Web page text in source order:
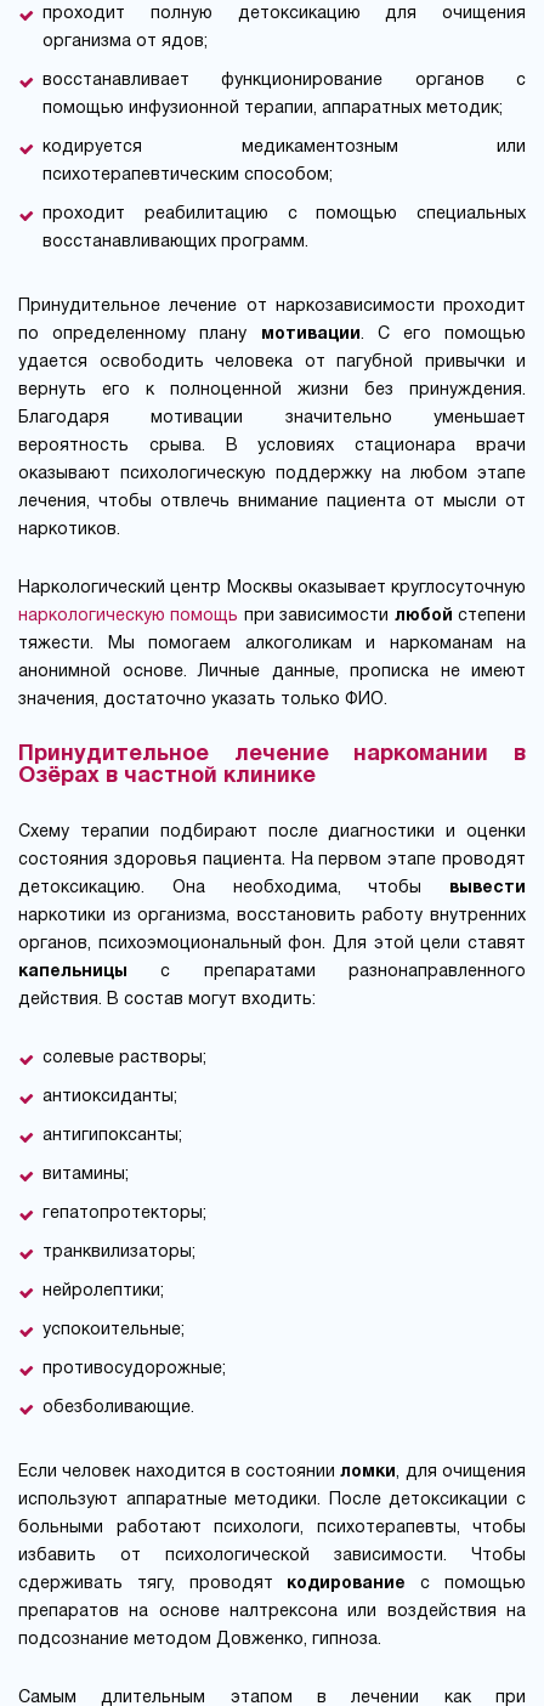
проходит полную детоксикацию для очищения
организма от ядов;
восстанавливает функционирование органов с
помощью инфузионной терапии, аппаратных методик;
кодируется медикаментозным или
психотерапевтическим способом;
проходит реабилитацию с помощью специальных
восстанавливающих программ.
Принудительное лечение от наркозависимости проходит
по определенному плану
мотивации . С его помощью
удается освободить человека от пагубной привычки и
вернуть его к полноценной жизни без принуждения.
Благодаря мотивации значительно уменьшает
вероятность срыва. В условиях стационара врачи
оказывают психологическую поддержку на любом этапе
лечения, чтобы отвлечь внимание пациента от мысли от
наркотиков.
Наркологический центр Москвы оказывает круглосуточную
наркологическую помощь
при зависимости любой степени
тяжести. Мы помогаем алкоголикам и наркоманам на
анонимной основе. Личные данные, прописка не имеют
значения, достаточно указать только ФИО.
Принудительное лечение наркомании в
Озёрах в частной клинике
Схему терапии подбирают после диагностики и оценки
состояния здоровья пациента. На первом этапе проводят
детоксикацию. Она необходима, чтобы
вывести
наркотики из организма, восстановить работу внутренних
органов, психоэмоциональный фон. Для этой цели ставят
капельницы
с препаратами разнонаправленного
действия. В состав могут входить:
солевые растворы;
антиоксиданты;
антигипоксанты;
витамины;
гепатопротекторы;
транквилизаторы;
нейролептики;
успокоительные;
противосудорожные;
обезболивающие.
Если человек находится в состоянииломки, для очищения
используют аппаратные методики. После детоксикации с
больными работают психологи, психотерапевты, чтобы
избавить от психологической зависимости. Чтобы
сдерживать тягу, проводят
кодирование
с помощью
препаратов на основе налтрексона или воздействия на
подсознание методом Довженко, гипноза.
Самым длительным этапом в лечении как при